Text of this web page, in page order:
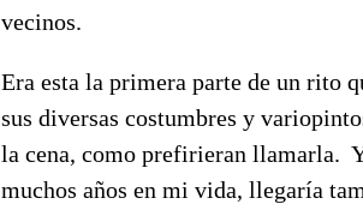
vecinos.
Era esta la primera parte de un rito
sus diversas costumbres y
la cena, como prefirieran llamarla.
muchos años en mi vida, llegaría